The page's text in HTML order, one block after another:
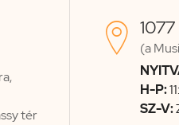
tér

(a
H-P:
SZ-V: